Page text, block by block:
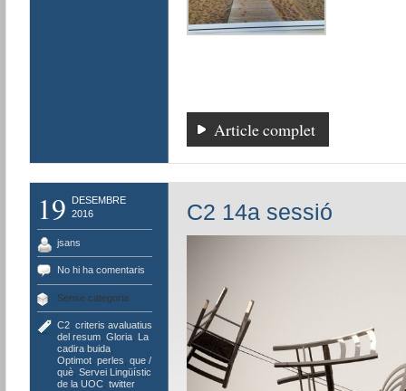
Article complet
19
DESEMBRE
2016
jsans
No hi ha comentaris
Sense categoria
C2, criteris avaluatius
del resum, Gloria,
La
cadira buida,
Optimot, perles que /
què, Servei Lingüístic
de la UOC, twitter
C2 14a sessió